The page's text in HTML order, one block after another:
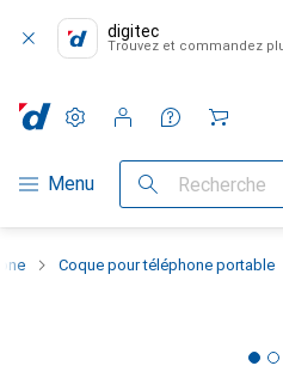
digitec
Trouvez et commandez
Navigation par catégorie
Menu Recherche
Paramètres
Compte client
Listes de comparaison
Listes d'envies
Panier
Coque pour téléphone portable